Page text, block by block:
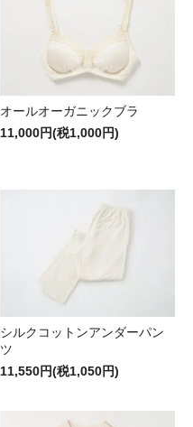
オールオーガニックブラ
11,000円(税1,000円)
シルクコットンアンダーパン
ツ
11,550円(税1,050円)